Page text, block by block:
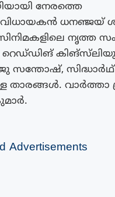
നേരത്തെ
ധനഞ്ജയ്
നൃത്ത
റെഡ്‌ഡിങ്
താരങ്ങൾ. വാർത്താ